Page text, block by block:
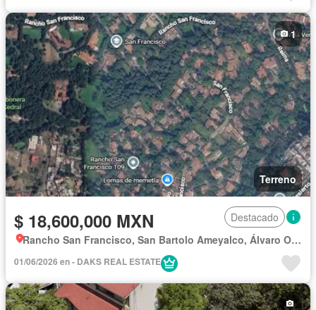
Terreno
1
$ 18,600,000 MXN
Destacado
Rancho San Francisco, San Bartolo Ameyalco, Álvaro Obregón
01/06/2026 en - DAKS REAL ESTATE